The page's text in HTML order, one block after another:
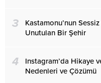
3
Kastamonu’nun
Unutulan Bir Şehir
4
Instagram’da Hikaye
Nedenleri ve Çözümü